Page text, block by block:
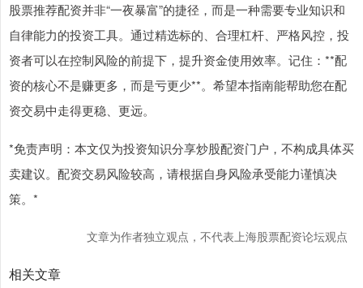
股票推荐配资并非“一夜暴富”的捷径，而是一种需要专业知识和
自律能力的投资工具。通过精选标的、合理杠杆、严格风控，投
资者可以在控制风险的前提下，提升资金使用效率。记住：**配
资的核心不是赚更多，而是亏更少**。希望本指南能帮助您在配
资交易中走得更稳、更远。
*免责声明：本文仅为投资知识分享炒股配资门户，不构成具体买
卖建议。配资交易风险较高，请根据自身风险承受能力谨慎决
策。*
文章为作者独立观点，不代表上海股票配资论坛观点
相关文章